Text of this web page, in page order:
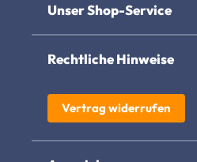
Unser Shop-Service
Rechtliche Hinweise
Vertrag widerrufen